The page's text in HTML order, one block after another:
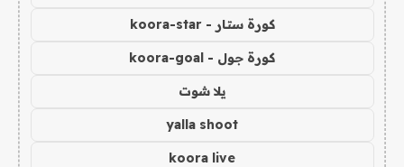
كورة ستار - koora-star
كورة جول - koora-goal
يلا شوت
yalla shoot
koora live